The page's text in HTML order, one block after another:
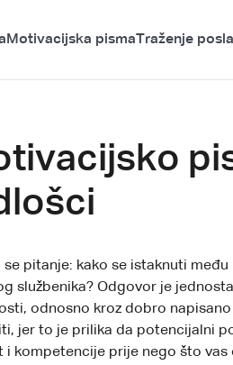
Motivacijska pismaTraženje posla
se pitanje: kako se istaknuti
službenika? Odgovor je
odnosno kroz dobro
jer to je prilika da potencijalni
i kompetencije prije nego što